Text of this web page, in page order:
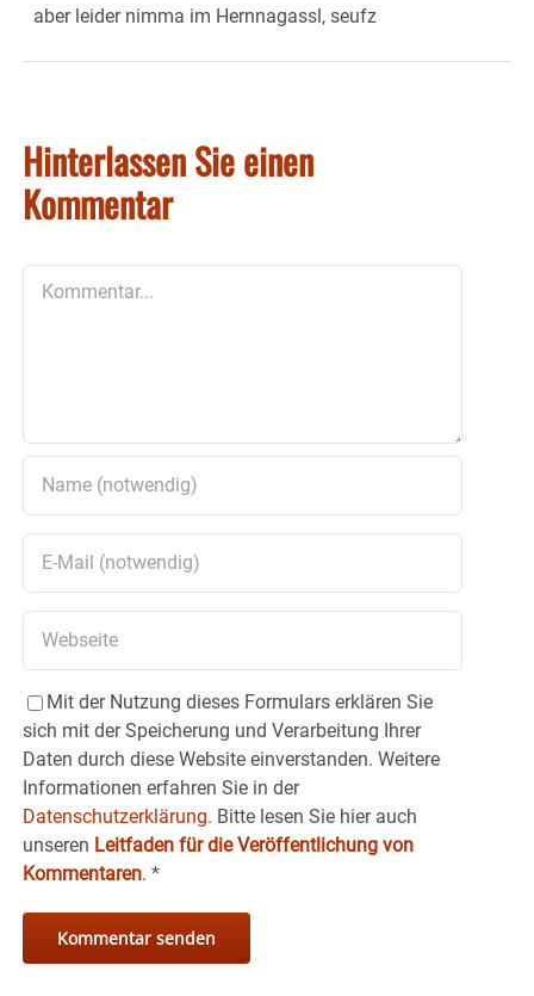
aber leider nimma im Hernnagassl, seufz
Hinterlassen Sie einen
Kommentar
Mit der Nutzung dieses Formulars erklären Sie
sich mit der Speicherung und Verarbeitung Ihrer
Daten durch diese Website einverstanden. Weitere
Informationen erfahren Sie in der
Datenschutzerklärung. Bitte lesen Sie hier auch
unseren Leitfaden für die Veröffentlichung von
Kommentaren. *